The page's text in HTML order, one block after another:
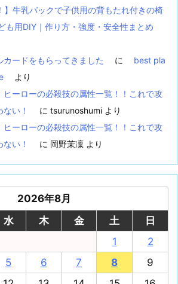
】牛乳パックで子供用の背もたれ付きの椅
も用DIY｜作り方・強度・安全性まとめ
カードをもらってきました
に
best pla
より
ヒーローの必殺技の属性一覧！！これで攻
い！
に tsurunoshumi より
ヒーローの必殺技の属性一覧！！これで攻
い！
に 岡野茉凜 より
2026年8月
水 木 金 土 日
1
2
5 6 7 8
9